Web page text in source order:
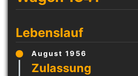
Lebenslauf
August 1956